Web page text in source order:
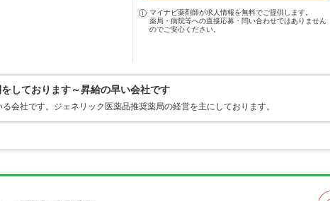
マイナビ薬剤師が求人情報を無料でご提供します。
薬局・病院等への直接応募・問い合わせではありません
のでご安心ください。
しております～昇給の早い会社です
会社です。ジェネリック医薬品推奨薬局の経営を主にしております。